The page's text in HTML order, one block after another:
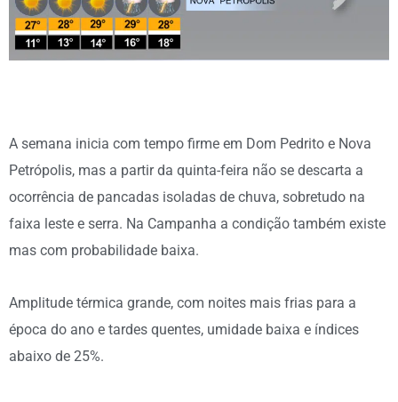
A semana inicia com tempo firme em Dom Pedrito e Nova
Petrópolis, mas a partir da quinta-feira não se descarta a
ocorrência de pancadas isoladas de chuva, sobretudo na
faixa leste e serra. Na Campanha a condição também existe
mas com probabilidade baixa.
Amplitude térmica grande, com noites mais frias para a
época do ano e tardes quentes, umidade baixa e índices
abaixo de 25%.